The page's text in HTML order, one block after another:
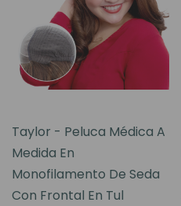
Taylor - Peluca Médica A
Medida En
Monofilamento De Seda
Con Frontal En Tul